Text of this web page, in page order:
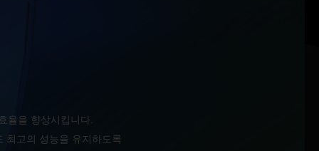
율을 향상시킵니다.
최고의 성능을 유지하도록